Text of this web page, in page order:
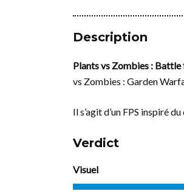
Description
Plants vs Zombies :
vs Zombies : Garden
Il s’agit d’un FPS inspiré
Verdict
Visuel